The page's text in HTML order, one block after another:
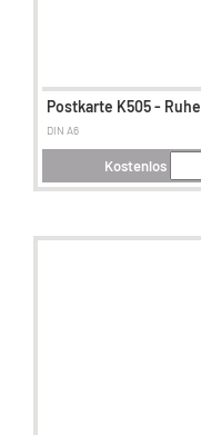
Postkarte K505 - Ruhe
DIN A6
Kostenlos